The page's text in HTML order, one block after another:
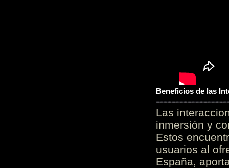
Beneficios de las
Las
inmersión y
Estos
usuarios al
España,